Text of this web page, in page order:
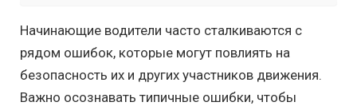
Начинающие водители часто сталкиваются с
рядом ошибок, которые могут повлиять на
безопасность их и других участников движения.
Важно осознавать типичные ошибки, чтобы